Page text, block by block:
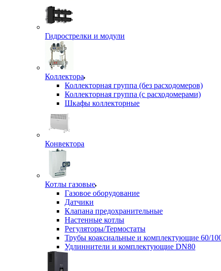
Гидрострелки и модули
Коллектора
Коллекторная группа (без расходомеров)
Коллекторная группа (с расходомерами)
Шкафы коллекторные
Конвектора
Котлы газовые
Газовое оборудование
Датчики
Клапана предохранительные
Настенные котлы
Регуляторы/Термостаты
Трубы коаксиальные и комплектующие 60/
Удлиннители и комплектующие DN80